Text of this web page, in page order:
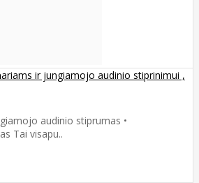
ir jungiamojo audinio stiprinimui ,
audinio stiprumas •
Tai visapu..